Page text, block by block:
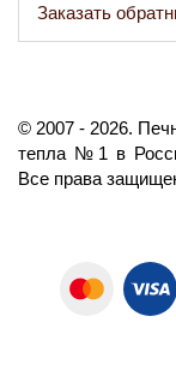
Заказать
©️ 2007 - 2026.
тепла №1 в
Все права